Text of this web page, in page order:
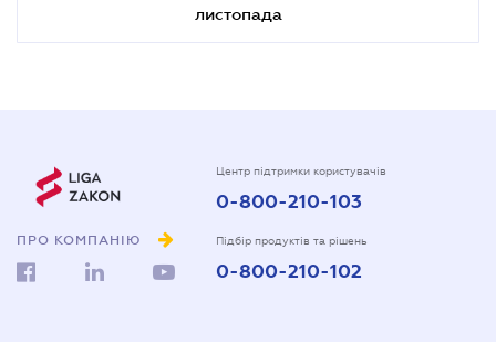
листопада
ПРО КОМПАНІЮ
Центр підтримки користувачів
0-800-210-103
Підбір продуктів та рішень
0-800-210-102